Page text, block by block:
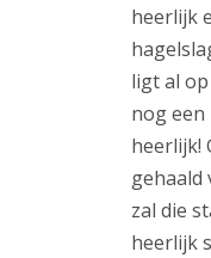
heerlijk
ligt al
nog
heerlijk!
gehaald
zal die
heerlijk